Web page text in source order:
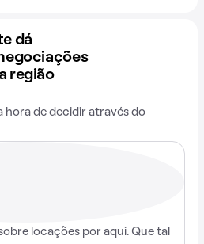
dá
região
hora de decidir através do
locações por aqui. Que tal